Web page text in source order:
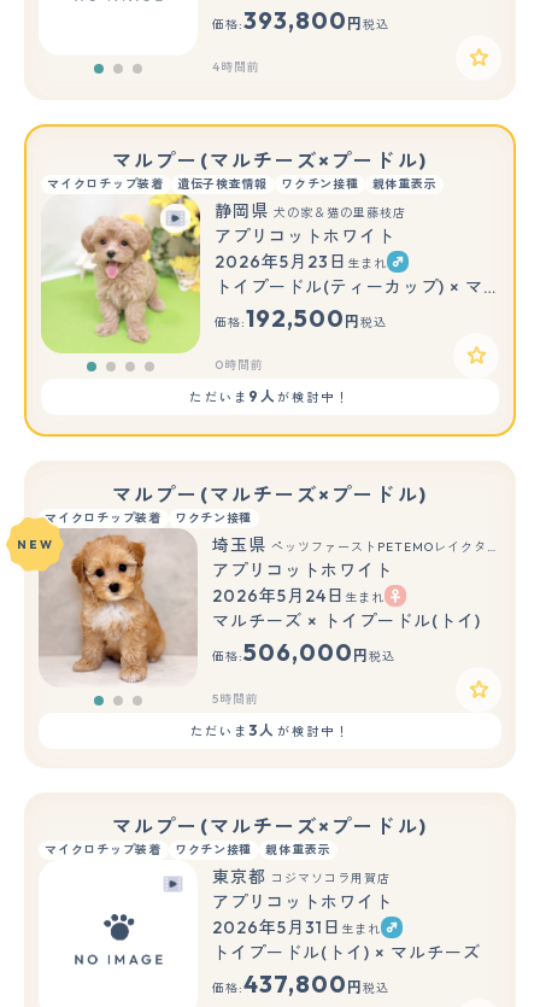
価格:393,800 円 税込
4時間前
マルプー(マルチーズ×プードル)
マイクロチップ装着 遺伝子検査情報 ワクチン接種 親体重表示
静岡県 犬の家＆猫の里藤枝店
アプリコットホワイト
2026年5月23日 生まれ
トイプードル(ティーカップ) × マルチーズ
価格:192,500 円 税込
0時間前
ただいま 9人が検討中！
マルプー(マルチーズ×プードル)
マイクロチップ装着 ワクチン接種
もっと見る
NEW 埼玉県 ペッツファーストPETEMOレイクタウンmori店
アプリコットホワイト
2026年5月24日 生まれ
マルチーズ × トイプードル(トイ)
価格:506,000 円 税込
5時間前
ただいま3人 が検討中！
マルプー(マルチーズ×プードル)
マイクロチップ装着 ワクチン接種 親体重表示
もっと見る
東京都 コジマソコラ用賀店
アプリコットホワイト
2026年5月31日 生まれ
トイプードル(トイ) × マルチーズ
価格:437,800 円 税込